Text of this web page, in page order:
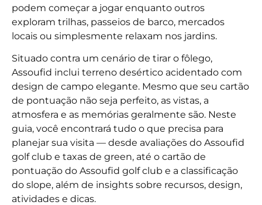
podem começar a jogar enquanto outros
exploram trilhas, passeios de barco, mercados
locais ou simplesmente relaxam nos jardins.
Situado contra um cenário de tirar o fôlego,
Assoufid inclui terreno desértico acidentado com
design de campo elegante. Mesmo que seu cartão
de pontuação não seja perfeito, as vistas, a
atmosfera e as memórias geralmente são. Neste
guia, você encontrará tudo o que precisa para
planejar sua visita — desde avaliações do Assoufid
golf club e taxas de green, até o cartão de
pontuação do Assoufid golf club e a classificação
do slope, além de insights sobre recursos, design,
atividades e dicas.